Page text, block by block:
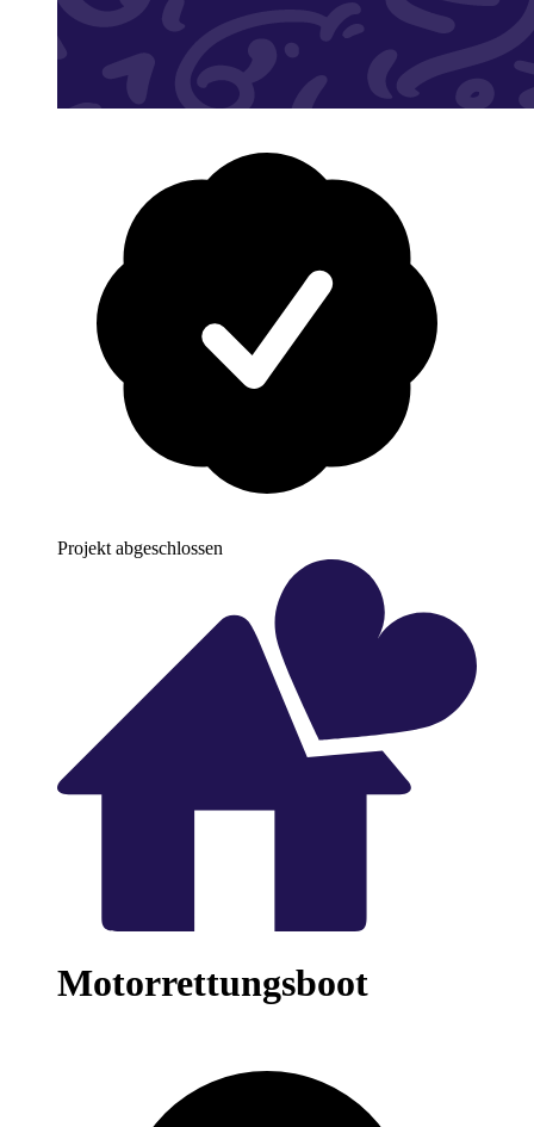
Projekt abgeschlossen
Motorrettungsboot